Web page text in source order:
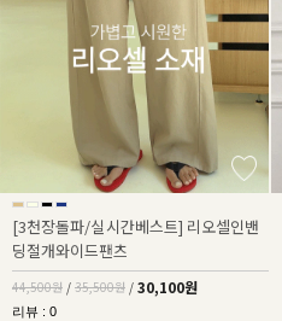
[3천장돌파/실시간베스트] 리오셀인밴
딩절개와이드팬츠
44,500원 / 35,500원 / 30,100원
리뷰 : 0